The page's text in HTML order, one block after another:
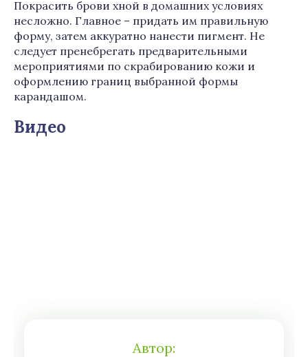
Покрасить брови хной в домашних условиях
несложно. Главное – придать им правильную
форму, затем аккуратно нанести пигмент. Не
следует пренебрегать предварительными
мероприятиями по скрабированию кожи и
оформлению границ выбранной формы
карандашом.
Видео
Автор: